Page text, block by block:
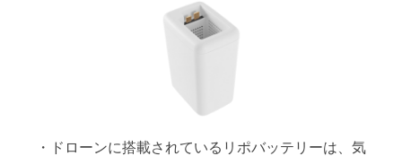
・ドローンに搭載されているリポバッテリーは、気